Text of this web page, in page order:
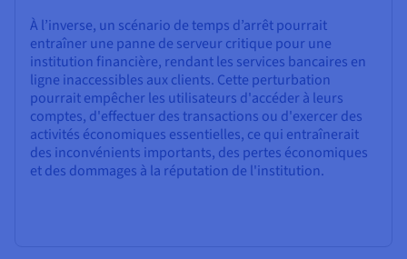
À l’inverse, un scénario de temps d’arrêt pourrait
entraîner une panne de serveur critique pour une
institution financière, rendant les services bancaires en
ligne inaccessibles aux clients. Cette perturbation
pourrait empêcher les utilisateurs d'accéder à leurs
comptes, d'effectuer des transactions ou d'exercer des
activités économiques essentielles, ce qui entraînerait
des inconvénients importants, des pertes économiques
et des dommages à la réputation de l'institution.